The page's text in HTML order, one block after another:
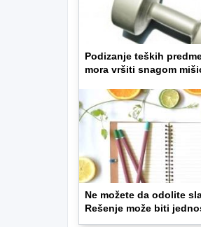
Podizanje teških
mora vršiti snagom
Ne možete da odolite
Rešenje može biti